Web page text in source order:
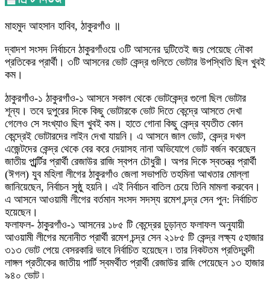
মাহমুদ আহসান হাবিব, ঠাকুরগাঁও ॥
দ্বাদশ সংসদ নির্বাচনে ঠাকুরগাঁওয়ে ৩টি আসনের দুটিতেই জয় পেয়েছে নৌকা
প্রতিকের প্রার্থী। ৩টি আসনের ভোট কেন্দ্র গুলিতে ভোটার উপস্থিতি ছিল খুবই
কম।
ঠাকুরগাঁও-১ ঠাকুরগাঁও-১ আসনে সকাল থেকে ভোটকেন্দ্র গুলো ছিল ভোটার
শূন্য। তবে দুপুরের দিকে কিছু ভোটারকে ভোট দিতে কেন্দ্রে আসতে দেখা
গেলেও সে সংখ্যাও ছিল খুবই কম। হাতে গোনা কিছু কেন্দ্র ব্যতীত কোন
কেন্দ্রেই ভোটারদের লাইন দেখা যায়নি। এ আসনে জাল ভোট, কেন্দ্র দখল
এজেন্টদের কেন্দ্র থেকে বের করে দেয়াসহ নানা অভিযোগে ভোট বর্জন করেছেন
জাতীয় পার্র্র্র্টির প্রার্থী রেজাউর রাজি স্বপন চৌধুরী। অপর দিকে স্বতন্ত্র প্রার্থী
(ঈগল) যুব মহিলা লীগের ঠাকুরগাঁও জেলা সভাপতি তহমিনা আখতার মোল্লা
জানিয়েছেন, নির্বাচন সুষ্ঠু হয়নি। এই নির্বাচন বাতিল চেয়ে তিনি মামলা করবেন।
এ আসনে আওয়ামী লীগের বর্তমান সংসদ সদস্য রমেশ চন্দ্র সেন পুন: নির্বাচিত
হয়েছেন।
ফলাফল- ঠাকুরগাঁও-১ আসনের ১৮৫ টি কেন্দ্রের চুড়ান্ত ফলাফল অনুযায়ী
আওয়ামী লীগের মনোনীত প্রার্থী রমেশ চন্দ্র সেন ২১৮৫ টি কেন্দ্র লক্ষ্য ৫হাজার
৩১৩ ভোট পেয়ে বেসরকারি ভাবে নির্বাচিত হয়েছেন ৷ তার নিকটতম প্রতিদ্বন্দী
লাঙ্গল প্রতীকের জাতীয় পার্টি স্বমর্থীত প্রার্থী রেজাউর রাজি পেয়েছেন ১৩ হাজার
৯৪০ ভোট ৷